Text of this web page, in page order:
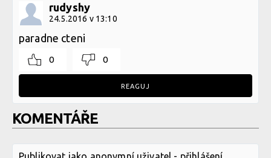
rudyshy
24.5.2016 v 13:10
paradne cteni
0 0
REAGUJ
KOMENTÁŘE